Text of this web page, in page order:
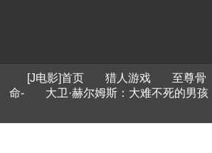
[J电影]首页 猎人游戏 至尊骨
命-
大卫·赫尔姆斯：大难不死的男孩